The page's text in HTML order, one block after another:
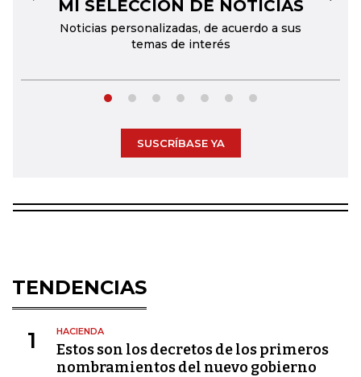
MI SELECCIÓN DE NOTICIAS
Noticias personalizadas, de acuerdo a sus
temas de interés
← →
SUSCRÍBASE YA
TENDENCIAS
1 HACIENDA
Estos son los decretos de los primeros
nombramientos del nuevo gobierno